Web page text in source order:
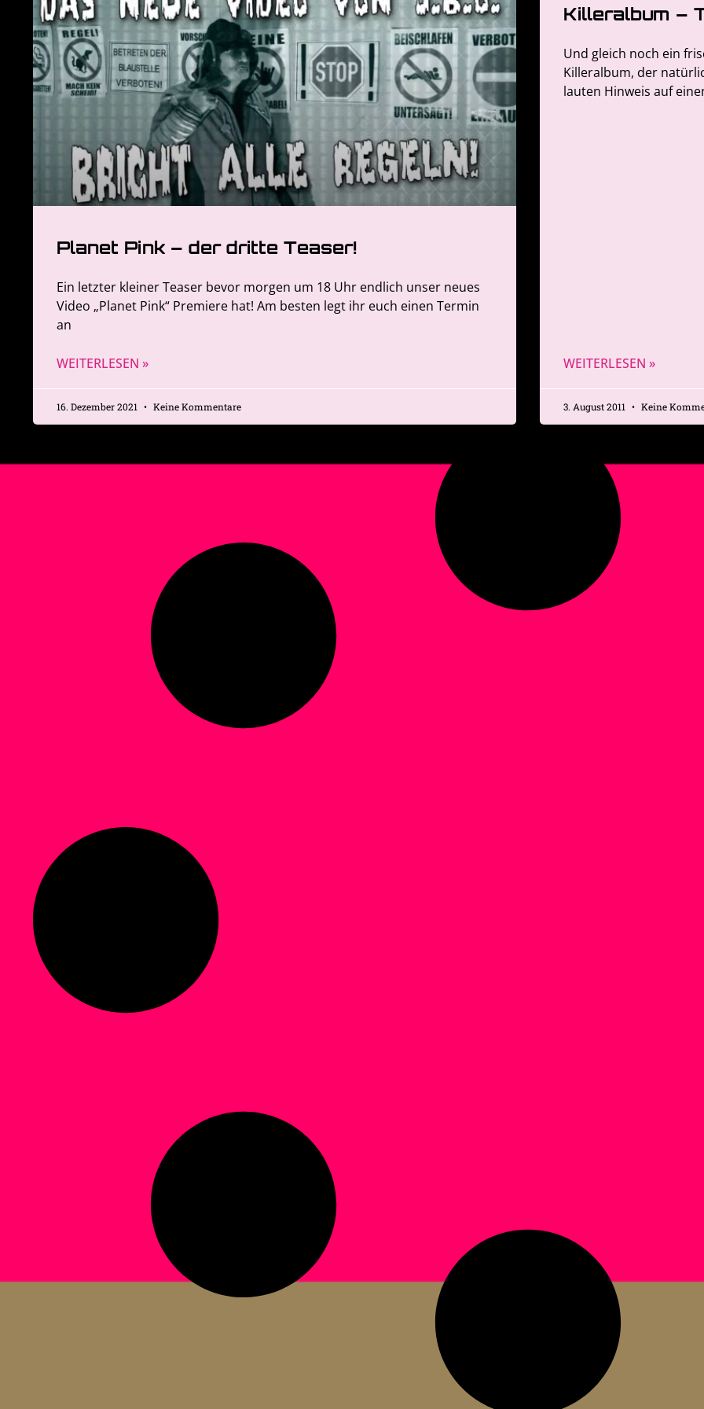
Planet Pink – der dritte Teaser!
Ein letzter kleiner Teaser bevor morgen um 18 Uhr endlich unser neues
Video „Planet Pink“ Premiere hat! Am besten legt ihr euch einen Termin
an
WEITERLESEN »
16. Dezember 2021 Keine Kommentare
Killeralbum –
Und gleich noch ein
Killeralbum, der
lauten Hinweis auf
WEITERLESEN »
3. August 2011 Keine